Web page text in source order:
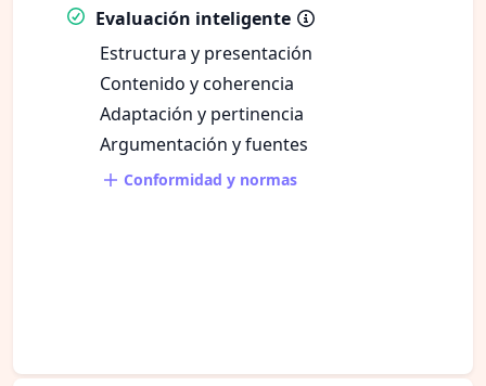
Evaluación inteligente
Estructura y presentación
Contenido y coherencia
Adaptación y pertinencia
Argumentación y fuentes
Conformidad y normas